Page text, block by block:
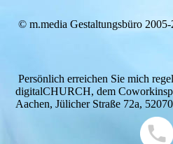
© m.media Gestaltungsbüro
Persönlich erreichen Sie mich
digitalCHURCH, dem
Aachen, Jülicher Straße 72a,